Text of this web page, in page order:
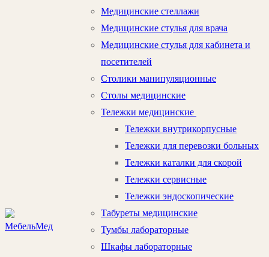
Медицинские стеллажи
Медицинские стулья для врача
Медицинские стулья для кабинета и
посетителей
Столики манипуляционные
Столы медицинские
Тележки медицинские
Тележки внутрикорпусные
Тележки для перевозки больных
Тележки каталки для скорой
Тележки сервисные
Тележки эндоскопические
Табуреты медицинские
Тумбы лабораторные
Шкафы лабораторные